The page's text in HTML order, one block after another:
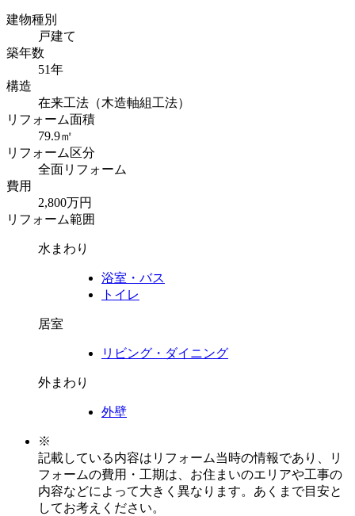
建物種別
戸建て
築年数
51年
構造
在来工法（木造軸組工法）
リフォーム面積
79.9㎡
リフォーム区分
全面リフォーム
費用
2,800万円
リフォーム範囲
水まわり
浴室・バス
トイレ
居室
リビング・ダイニング
外まわり
外壁
※
記載している内容はリフォーム当時の情報であり、リ
フォームの費用・工期は、お住まいのエリアや工事の
内容などによって大きく異なります。あくまで目安と
してお考えください。